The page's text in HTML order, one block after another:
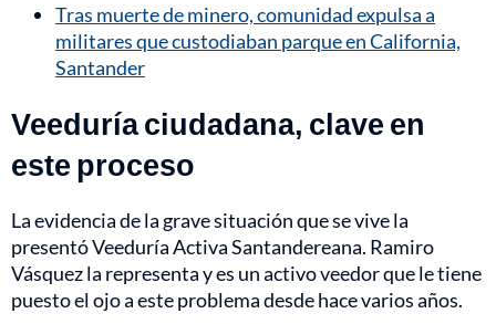
Tras muerte de minero, comunidad expulsa a
militares que custodiaban parque en California,
Santander
Veeduría ciudadana, clave en
este proceso
La evidencia de la grave situación que se vive la
presentó Veeduría Activa Santandereana. Ramiro
Vásquez la representa y es un activo veedor que le tiene
puesto el ojo a este problema desde hace varios años.